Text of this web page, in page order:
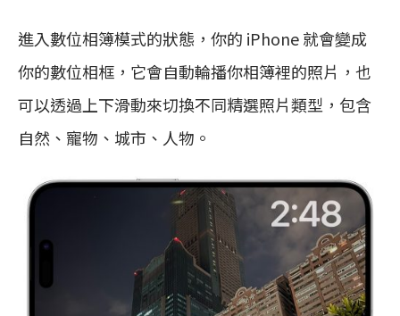
進入數位相簿模式的狀態，你的 iPhone 就會變成
你的數位相框，它會自動輪播你相簿裡的照片，也
可以透過上下滑動來切換不同精選照片類型，包含
自然、寵物、城市、人物。